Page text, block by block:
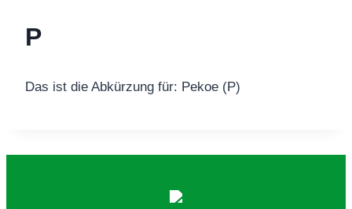
P
Das ist die Abkürzung für: Pekoe (P)